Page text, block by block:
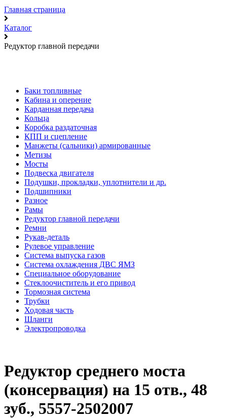
Главная страница
Каталог
Редуктор главной передачи
Баки топливные
Кабина и оперение
Карданная передача
Кольца
Коробка раздаточная
КПП и сцепление
Манжеты (сальники) армированные
Метизы
Мосты
Подвеска двигателя
Подушки, прокладки, уплотнители и др.
Подшипники
Разное
Рамы
Редуктор главной передачи
Ремни
Рукав-деталь
Рулевое управление
Система выпуска газов
Система охлаждения ДВС ЯМЗ
Специальное оборудование
Стеклоочиститель и его привод
Тормозная система
Трубки
Ходовая часть
Шланги
Электропроводка
Редуктор среднего моста
(консервация) на 15 отв., 48
зуб., 5557-2502007